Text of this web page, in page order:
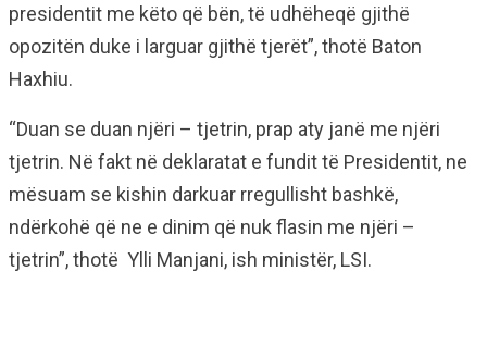
presidentit me këto që bën, të udhëheqë gjithë
opozitën duke i larguar gjithë tjerët”, thotë Baton
Haxhiu.
“Duan se duan njëri – tjetrin, prap aty janë me njëri
tjetrin. Në fakt në deklaratat e fundit të Presidentit, ne
mësuam se kishin darkuar rregullisht bashkë,
ndërkohë që ne e dinim që nuk flasin me njëri –
tjetrin”, thotë Ylli Manjani, ish ministër, LSI.